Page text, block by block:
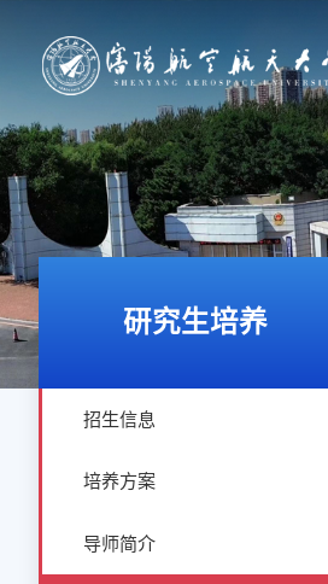
研究生培养
招生信息
培养方案
导师简介